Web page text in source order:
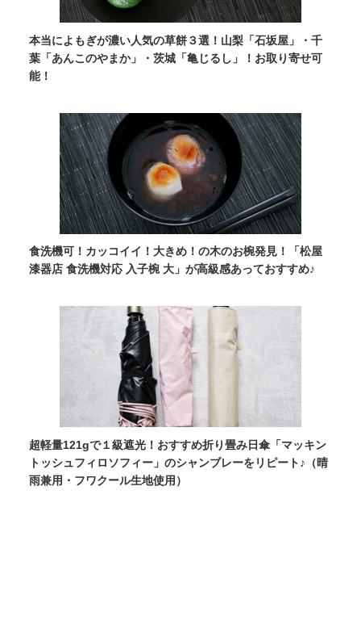
本当によもぎが濃い人気の草餅３選！山梨「石坂屋」・千
葉「あんこのやまか」・茨城「亀じるし」！お取り寄せ可
能！
食洗機可！カッコイイ！大きめ！の木のお椀発見！「松屋
漆器店 食洗機対応 入子椀 大」が高級感あっておすすめ♪
超軽量121gで１級遮光！おすすめ折り畳み日傘「マッキン
トッシュフィロソフィー」のシャンブレーをリピート♪（晴
雨兼用・フワクール生地使用）